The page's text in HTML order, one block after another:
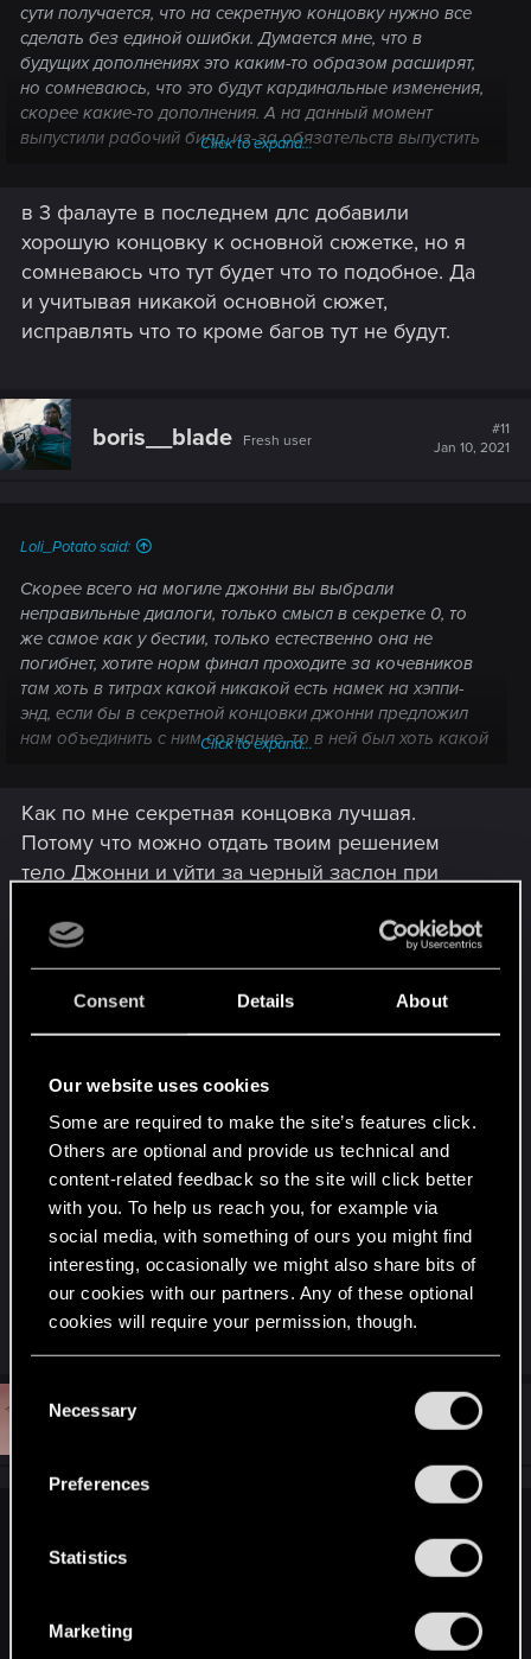
Consent Details About
Our website uses cookies
Some are required to make the site’s features click.
Others are optional and provide us technical and
content-related feedback so the site will click better
with you. To help us reach you, for example via
social media, with something of ours you might find
interesting, occasionally we might also share bits of
our cookies with our partners. Any of these optional
cookies will require your permission, though.
and tweak your preferences regarding them in the
Necessary
Preferences
Statistics
Marketing
сути получается, что на секретную концовку нужно все
сделать без единой ошибки. Думается мне, что в
будущих дополнениях это каким-то образом расширят,
но сомневаюсь, что это будут кардинальные изменения,
скорее какие-то дополнения. А на данный момент
выпустили рабочий билд, из-за обязательств выпустить
Click to expand...
в 3 фалауте в последнем длс добавили
хорошую концовку к основной сюжетке, но я
сомневаюсь что тут будет что то подобное. Да
и учитывая никакой основной сюжет,
исправлять что то кроме багов тут не будут.
boris__blade Fresh user
#11
Jan 10, 2021
Loli_Potato said:
Скорее всего на могиле джонни вы выбрали
неправильные диалоги, только смысл в секретке 0, то
же самое как у бестии, только естественно она не
погибнет, хотите норм финал проходите за кочевников
там хоть в титрах какой никакой есть намек на хэппи-
энд, если бы в секретной концовки джонни предложил
нам объединить с ним сознание, то в ней был хоть какой
Click to expand...
Как по мне секретная концовка лучшая.
Потому что можно отдать твоим решением
тело Джонни и уйти за черный заслон при
большим, перейти на новый этап эволюции.
И когда ты входишь в киберпространство
помелькают полосы "вглубь", как у Стенли
Cyberpunk 2077.png
2.3 MB · Views: 336
Космическая одиссея.png
3.2 MB · Views: 263
Loli_Potato
Jan 10, 2021
Как по мне секретная концовка лучшая. Потому что
черный заслон при этом никто за тебя не погибнет. Став
нечто большим, перейти на новый этап эволюции.